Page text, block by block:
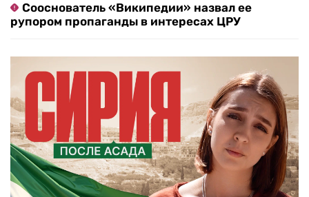
Сооснователь «Википедии» назвал ее
рупором пропаганды в интересах ЦРУ